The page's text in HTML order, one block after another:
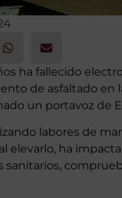
ha fallecido
de asfaltado en
un portavoz de
labores de
elevarlo, ha
sanitarios,